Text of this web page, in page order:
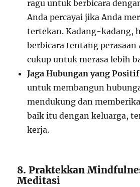
ragu untuk berbicara
Anda percayai jika Anda
tertekan. Kadang-kadang,
berbicara tentang perasaan
cukup untuk merasa lebih
Jaga Hubungan yang Positif
untuk membangun
mendukung dan
baik itu dengan keluarga,
kerja.
8. Praktekkan
Meditasi